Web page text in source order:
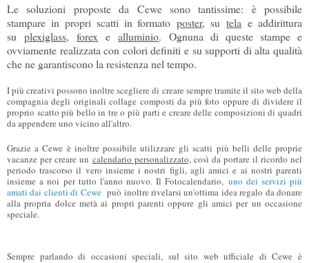
Le soluzioni proposte da Cewe sono tantissime: è possibile
stampare in propri scatti in formatoposter, sutela e addirittura
suplexiglass,forex ealluminio. Ognuna di queste stampe e
ovviamente realizzata con colori definiti e su supporti di alta qualità
che ne garantiscono la resistenza nel tempo.
I più creativi possono inoltre scegliere di creare sempre tramite il sito web della
compagnia degli originali collage composti da più foto oppure di dividere il
proprio scatto più bello in tre o più parti e creare delle composizioni di quadri
da appendere uno vicino all'altro.
Grazie a Cewe è inoltre possibile utilizzare gli scatti più belli delle proprie
vacanze per creare un calendario personalizzato, così da portare il ricordo nel
periodo trascorso il vero insieme i nostri figli, agli amici e ai nostri parenti
insieme a noi per tutto l'anno nuovo. Il Fotocalendario, uno dei servizi più
amati dai clienti di Cewepuò inoltre rivelarsi un'ottima idea regalo da donare
alla propria dolce metà ai propri parenti oppure gli amici per un occasione
speciale.
Sempre parlando di occasioni speciali, sul sito web ufficiale di Cewe è